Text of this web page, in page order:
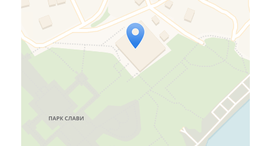
Travelers' Map is loading...
If you see this after your
page is loaded completely,
leafletJS files are missing.